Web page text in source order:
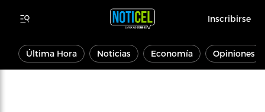
Inscribirse
Última Hora Noticias Economía Opiniones